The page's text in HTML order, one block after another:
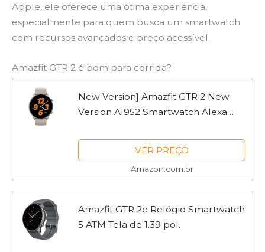
Apple, ele oferece uma ótima experiência,
especialmente para quem busca um smartwatch
com recursos avançados e preço acessível.
Amazfit GTR 2 é bom para corrida?
New Version] Amazfit GTR 2 New
Version A1952 Smartwatch Alexa
Watch For Android iOS Phone -
Lightning (Grey)
VER PREÇO
Amazon.com.br
Amazfit GTR 2e Relógio Smartwatch
5 ATM Tela de 1.39 pol.